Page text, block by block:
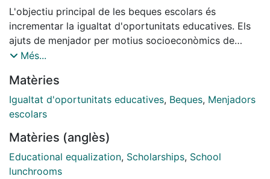
L'objectiu principal de les beques escolars és
incrementar la igualtat d'oportunitats educatives. Els
ajuts de menjador per motius socioeconòmics de
Catalunya, gestionats pels consells comarcals des de
demogràfics i socioeconòmics experimentats han
provocat que part de les necessitats que pretenien ser
cobertes mitjançant aquests ajuts hagin quedat
l'actual sistema d'ajuts de menjador per motius
socioeconòmics i planteja reflexions per a la seva
hipotètica adaptació a la nova realitat a la qual
Més...
Matèries
Igualtat d'oportunitats educatives, Beques, Menjadors
escolars
Matèries (anglès)
Educational equalization, Scholarships, School
lunchrooms